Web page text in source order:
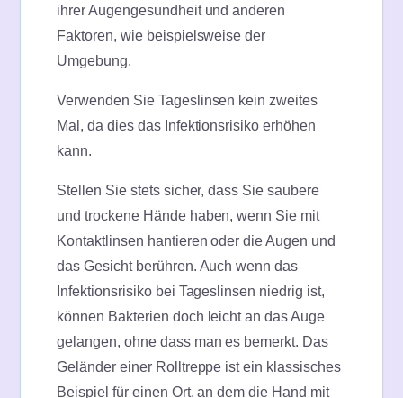
ihrer Augengesundheit und anderen
Faktoren, wie beispielsweise der
Umgebung.
Verwenden Sie Tageslinsen kein zweites
Mal, da dies das Infektionsrisiko erhöhen
kann.
Stellen Sie stets sicher, dass Sie saubere
und trockene Hände haben, wenn Sie mit
Kontaktlinsen hantieren oder die Augen und
das Gesicht berühren. Auch wenn das
Infektionsrisiko bei Tageslinsen niedrig ist,
können Bakterien doch leicht an das Auge
gelangen, ohne dass man es bemerkt. Das
Geländer einer Rolltreppe ist ein klassisches
Beispiel für einen Ort, an dem die Hand mit